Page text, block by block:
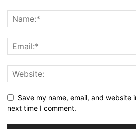
Save my name, email, and website
next time I comment.